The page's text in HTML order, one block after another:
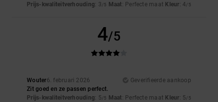
Prijs-kwaliteitverhouding: 3/5 Maat: Perfecte maat Kleur: 4/5
4/5
Wouter6. februari 2026
Geverifieerde aankoop
Zit goed en ze passen perfect.
Prijs-kwaliteitverhouding: 5/5 Maat: Perfecte maat Kleur: 5/5